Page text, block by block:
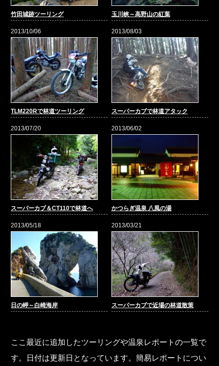
竹田城跡ツーリング 玉川峡～高野山の紅葉
2013/10/06
TLM220Rで林道ツーリング
2013/08/03
スーパーカブで林道アタック
2013/07/20
スーパーカブ＆CT110で林道へ
2013/06/02
かつらぎ温泉 八風の湯
2013/05/18
日の岬～白崎海岸
2013/03/21
スーパーカブで近場の林道散策
ここ最近に追加したツーリングや温泉レポートの一覧で
す。日付は更新日となっています。簡易レポートについ